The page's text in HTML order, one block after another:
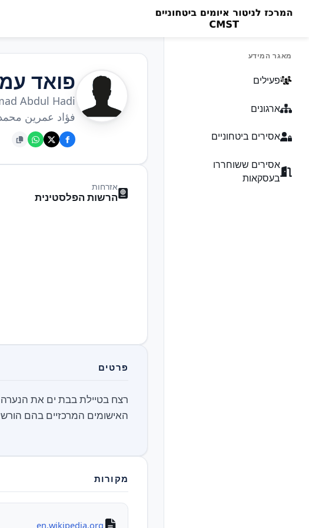
מאגר המידע
פעילים
ארגונים
אסירים ביטחוניים
אסירים ששוחררו
בעסקאות
פואד
Abdul Hadi
فؤاد عمرين
אזרחות
הרשות הפלסטינית
פרטים
האישומים המרכזיים בהם
מקורות
en.wikipedia.org